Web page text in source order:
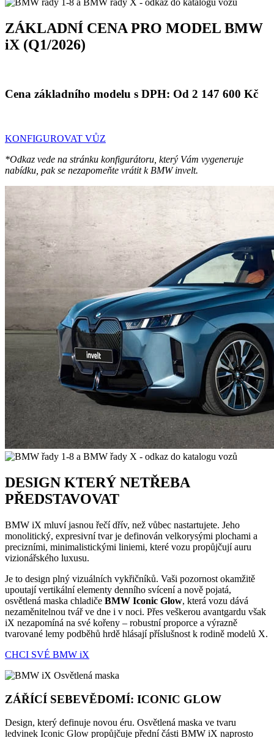
ZÁKLADNÍ CENA PRO MODEL BMW
iX (Q1/2026)
Cena základního modelu s DPH: Od 2 147 600 Kč
KONFIGUROVAT VŮZ
*Odkaz vede na stránku konfigurátoru, který Vám vygeneruje
nabídku, pak se nezapomeňte vrátit k BMW invelt.
DESIGN KTERÝ NETŘEBA
PŘEDSTAVOVAT
BMW iX mluví jasnou řečí dřív, než vůbec nastartujete. Jeho
monolitický, expresivní tvar je definován velkorysými plochami a
precizními, minimalistickými liniemi, které vozu propůjčují auru
vizionářského luxusu.
Je to design plný vizuálních vykřičníků. Vaši pozornost okamžitě
upoutají vertikální elementy denního svícení a nově pojatá,
osvětlená maska chladiče BMW Iconic Glow, která vozu dává
nezaměnitelnou tvář ve dne i v noci. Přes veškerou avantgardu však
iX nezapomíná na své kořeny – robustní proporce a výrazně
tvarované lemy podběhů hrdě hlásají příslušnost k rodině modelů X.
CHCI SVÉ BMW iX
ZÁŘÍCÍ SEBEVĚDOMÍ: ICONIC GLOW
Design, který definuje novou éru. Osvětlená maska ve tvaru
ledvinek Iconic Glow propůjčuje přední části BMW iX naprosto